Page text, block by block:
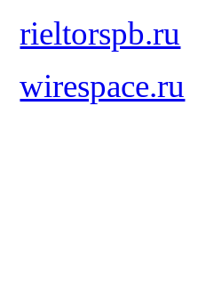
rieltorspb.ru
wirespace.ru